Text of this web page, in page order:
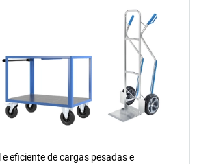
eficiente de cargas pesadas e